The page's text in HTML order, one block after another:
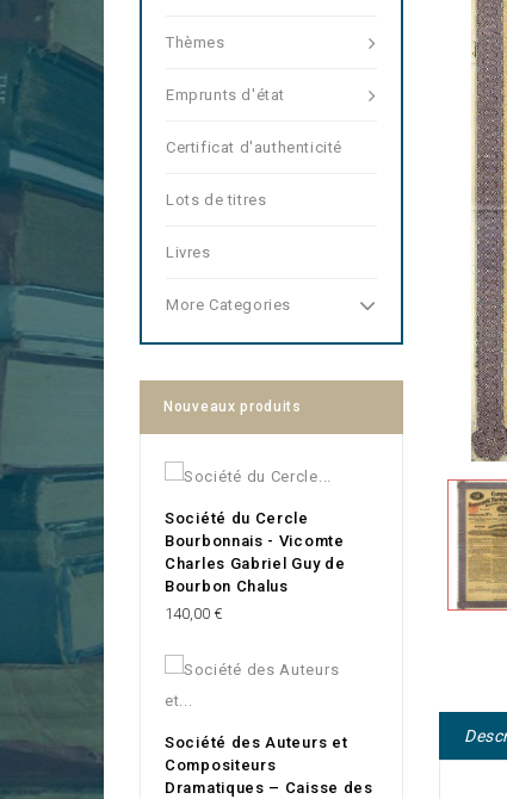
Thèmes
Emprunts d'état
Certificat d'authenticité
Lots de titres
Livres
More Categories
Nouveaux produits
Société du Cercle
Bourbonnais - Vicomte
Charles Gabriel Guy de
Bourbon Chalus
Prix
140,00 €
Société des Auteurs et
Compositeurs
Dramatiques – Caisse des